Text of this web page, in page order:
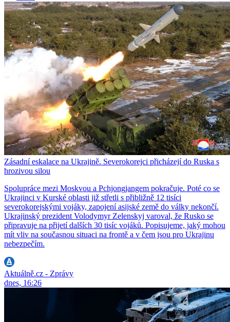
Zásadní eskalace na Ukrajině. Severokorejci přicházejí do Ruska s
hrozivou silou
Spolupráce mezi Moskvou a Pchjongjangem pokračuje. Poté co se
Ukrajinci v Kurské oblasti již střetli s přibližně 12 tisíci
severokorejskými vojáky, zapojení asijské země do války nekončí.
Ukrajinský prezident Volodymyr Zelenskyj varoval, že Rusko se
připravuje na přijetí dalších 30 tisíc vojáků. Popisujeme, jaký mohou
mít vliv na současnou situaci na frontě a v čem jsou pro Ukrajinu
nebezpečím.
Aktuálně.cz - Zprávy
dnes, 16:26